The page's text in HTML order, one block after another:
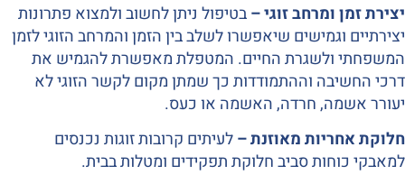
יצירת זמן ומרחב זוגי –בטיפול ניתן לחשוב ולמצוא פתרונות
יצירתיים וגמישים שיאפשרו לשלב בין הזמן והמרחב הזוגי לזמן
המשפחתי ולשגרת החיים. המטפלת מאפשרת להגמיש את
דרכי החשיבה וההתמודדות כך שמתן מקום לקשר הזוגי לא
יעורר אשמה, חרדה, האשמה או כעס.
חלוקת אחריות מאוזנת –לעיתים קרובות זוגות נכנסים
למאבקי כוחות סביב חלוקת תפקידים ומטלות בבית.